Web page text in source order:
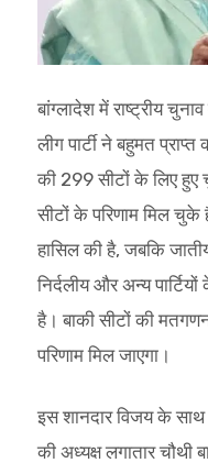
बांग्‍लादेश में राष्‍ट्रीय
लीग पार्टी ने बहुमत
की 299 सीटों के लिए
सीटों के परिणाम मिल चुके
हासिल की है, जबकि
निर्दलीय और अन्‍य
है। बाकी सीटों की
परिणाम मिल जाएगा।
इस शानदार विजय के साथ
की अध्‍यक्ष लगातार चौथी